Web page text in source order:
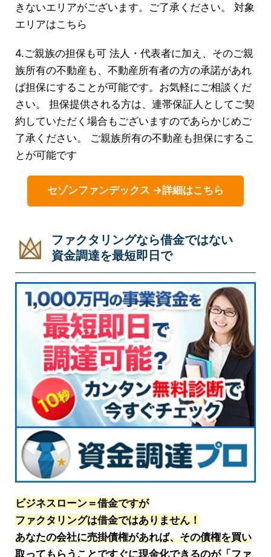
きないエリアがございます。ご了承ください。 対象
エリアはこちら
4.ご親族の担保も可 法人・代表者に加え、そのご親
族所有の不動産も、不動産所有者の方の承諾があれ
ば担保にすることが可能です。お気軽にご相談くだ
さい。 担保提供される方は、連帯保証人としてご契
約していただく場合もございますのであらかじめご
了承ください。 ご親族所有の不動産も担保にするこ
とが可能です
セゾンファンデックス →詳細はこちら
ファクタリングなら借金ではない
資金調達を最短即日で
ビジネスローン＝借金ですが
ファクタリングは借金ではありません！
あなたの会社に売掛債権があれば、その債権を買い
取ってもらうことですぐに現金化できるのが「ファ